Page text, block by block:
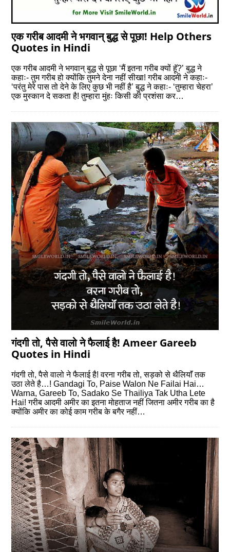
एक गरीब आदमी ने भगवान् बुद्ध से पूछा! Help Others
Quotes in Hindi
एक गरीब आदमी ने भगवान् बुद्ध से पूछा ‘मैं इतना गरीब क्यों हॅू?’ बुद्ध ने
कहाः- तुम गरीब हो क्योंकि तुमने देना नहीं सीखा! गरीब आदमी ने कहाः-
‘परंतु मेरे पास तो देने के लिए कुछ भी नहीं है’ बुद्ध ने कहाः- ‘तुम्हारा चेहरा’
एक मुस्कान दे सकता है! तुम्हारा मुंहः किसी की प्रशंसा कर…
गंदगी तो, पैसे वालो ने फैलाई है! Ameer Gareeb
Quotes in Hindi
गंदगी तो, पैसे वालो ने फैलाई है! वरना गरीब तो, सड़को से थैलियाॅं तक
उठा लेते है…! Gandagi To, Paise Walon Ne Failai Hai…
Warna, Gareeb To, Sadako Se Thailiya Tak Utha Lete
Hai! गरीब आदमी अमीर का इतना मोहताज नहीं जितना अमीर गरीब का है
क्योंकि अमीर का कोई काम गरीब के बगैर नहीं…